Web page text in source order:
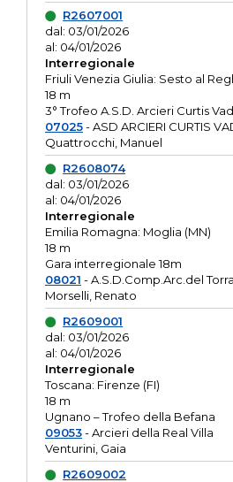
R2607001
dal: 03/01/2026
al: 04/01/2026
Interregionale
Friuli Venezia Giulia: Sesto al
18 m
3° Trofeo A.S.D. Arcieri Curtis
07025- ASD ARCIERI CURTIS
Quattrocchi, Manuel
R2608074
dal: 03/01/2026
al: 04/01/2026
Interregionale
Emilia Romagna: Moglia (MN)
18 m
Gara interregionale 18m
08021 - A.S.D.Comp.Arc.del
Morselli, Renato
R2609001
dal: 03/01/2026
al: 04/01/2026
Interregionale
Toscana: Firenze (FI)
18 m
Ugnano – Trofeo della Befana
09053- Arcieri della Real Villa
Venturini, Gaia
R2609002